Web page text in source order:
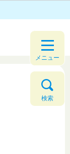
メニュー
検索